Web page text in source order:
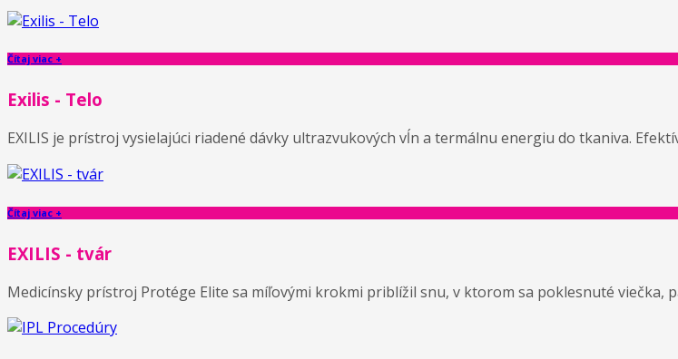
Čítaj viac +
Exilis - Telo
EXILIS je prístroj vysielajúci riadené dávky ultrazvukových vĺn a termálnu energiu do tkaniva.
Čítaj viac +
EXILIS - tvár
Medicínsky prístroj Protége Elite sa míľovými krokmi priblížil snu, v ktorom sa poklesnuté